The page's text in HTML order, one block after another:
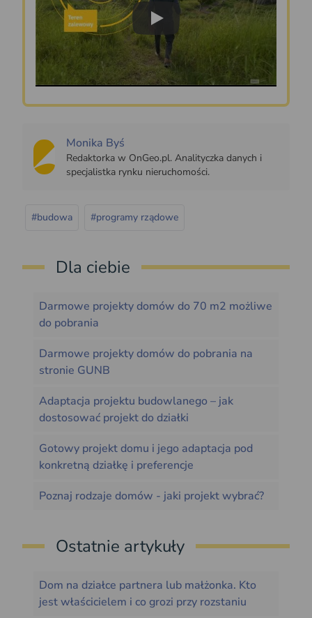
Play
Monika Byś
Redaktorka w OnGeo.pl. Analityczka danych i
specjalistka rynku nieruchomości.
#budowa #programy rządowe
Dla ciebie
Darmowe projekty domów do 70 m2 możliwe
do pobrania
Darmowe projekty domów do pobrania na
stronie GUNB
Adaptacja projektu budowlanego – jak
dostosować projekt do działki
Gotowy projekt domu i jego adaptacja pod
konkretną działkę i preferencje
Poznaj rodzaje domów - jaki projekt wybrać?
Ostatnie artykuły
Dom na działce partnera lub małżonka. Kto
jest właścicielem i co grozi przy rozstaniu